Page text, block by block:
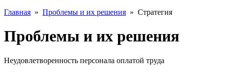
Главная » Проблемы и их решения » Стратегия
Проблемы и их решения
Неудовлетворенность персонала оплатой труда